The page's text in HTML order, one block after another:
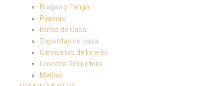
Bragas y Tanga
Pijamas
Batas de Casa
Zapatillas de casa
Camisetas de Interior
Lencería Reductora
Medias